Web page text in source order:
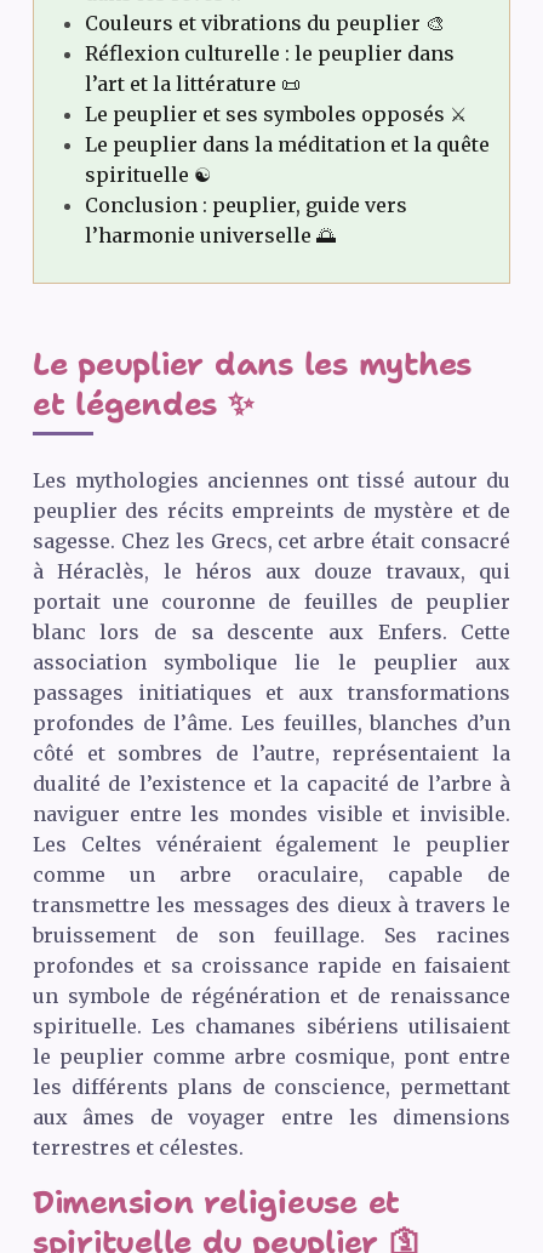
Couleurs et vibrations du peuplier 🎨
Réflexion culturelle : le peuplier dans
l’art et la littérature 📜
Le peuplier et ses symboles opposés ⚔️
Le peuplier dans la méditation et la quête
spirituelle ☯️
Conclusion : peuplier, guide vers
l’harmonie universelle 🌅
Le peuplier dans les mythes
et légendes ✨
Les mythologies anciennes ont tissé autour du
peuplier des récits empreints de mystère et de
sagesse. Chez les Grecs, cet arbre était consacré
à Héraclès, le héros aux douze travaux, qui
portait une couronne de feuilles de peuplier
blanc lors de sa descente aux Enfers. Cette
association symbolique lie le peuplier aux
passages initiatiques et aux transformations
profondes de l’âme. Les feuilles, blanches d’un
côté et sombres de l’autre, représentaient la
dualité de l’existence et la capacité de l’arbre à
naviguer entre les mondes visible et invisible.
Les Celtes vénéraient également le peuplier
comme un arbre oraculaire, capable de
transmettre les messages des dieux à travers le
bruissement de son feuillage. Ses racines
profondes et sa croissance rapide en faisaient
un symbole de régénération et de renaissance
spirituelle. Les chamanes sibériens utilisaient
le peuplier comme arbre cosmique, pont entre
les différents plans de conscience, permettant
aux âmes de voyager entre les dimensions
terrestres et célestes.
Dimension religieuse et
spirituelle du peuplier 🛐